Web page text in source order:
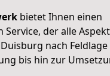
bietet Ihnen einen
Service, der alle
nach
bis hin zur